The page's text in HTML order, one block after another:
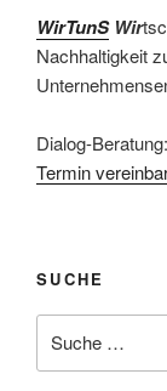
WirTunSWir
Nachhaltigkeit
Dialog-Beratung:
Termin
SUCHE
nach: